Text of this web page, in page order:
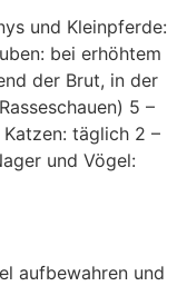
und Kleinpferde:
bei erhöhtem
der Brut, in der
5 –
täglich 2 –
und Vögel:
aufbewahren und